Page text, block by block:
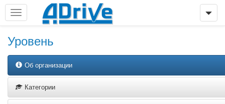
Уровень
Об организации
Категории